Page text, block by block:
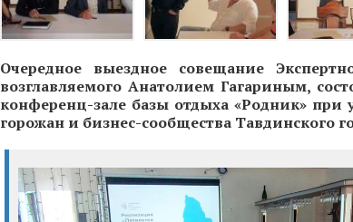
Очередное выездное совещание
возглавляемого Анатолием Гагариным,
конференц-зале базы отдыха «Родник»
горожан и бизнес-сообщества Тавдинского